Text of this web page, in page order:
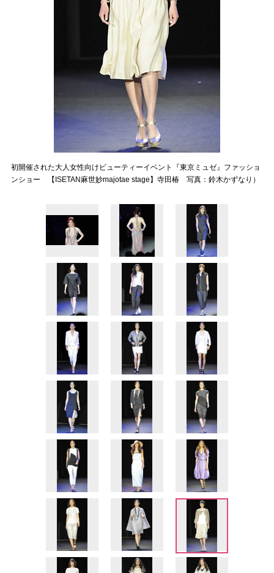
初開催された大人女性向けビューティーイベント『東京ミュゼ』ファッショ
ンショー 【ISETAN麻世妙majotae stage】寺田椿 写真：鈴木かずなり）